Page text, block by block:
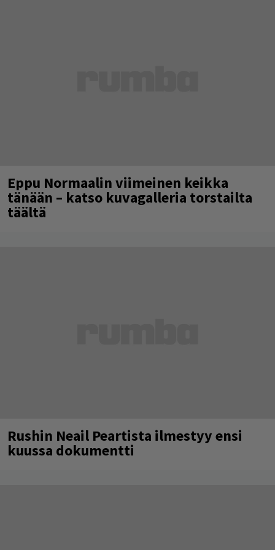
Eppu Normaalin viimeinen keikka
tänään – katso kuvagalleria torstailta
täältä
Rushin Neail Peartista ilmestyy ensi
kuussa dokumentti